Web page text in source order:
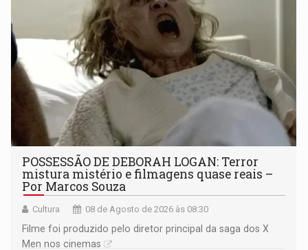
POSSESSÃO DE DEBORAH LOGAN: Terror
mistura mistério e filmagens quase reais –
Por Marcos Souza
Cultura 08 de Agosto de 2026 às 08:30
Filme foi produzido pelo diretor principal da saga dos X
Men nos cinemas